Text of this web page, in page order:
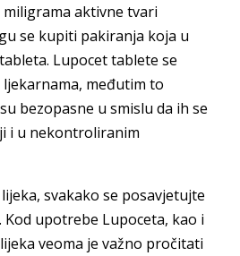
miligrama aktivne tvari
se kupiti pakiranja koja u
Lupocet tablete se
međutim to
bezopasne u smislu da ih se
i u nekontroliranim
svakako se posavjetujte
Kod upotrebe Lupoceta, kao i
veoma je važno pročitati